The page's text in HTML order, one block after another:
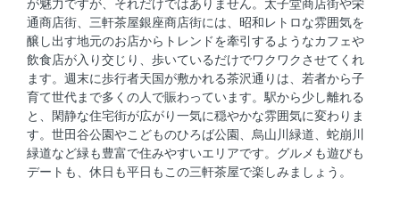
通商店街、三軒茶屋銀座商店街には、昭和レトロな雰囲気を
醸し出す地元のお店からトレンドを牽引するようなカフェや
飲食店が入り交じり、歩いているだけでワクワクさせてくれ
ます。週末に歩行者天国が敷かれる茶沢通りは、若者から子
育て世代まで多くの人で賑わっています。駅から少し離れる
と、閑静な住宅街が広がり一気に穏やかな雰囲気に変わりま
す。世田谷公園やこどものひろば公園、烏山川緑道、蛇崩川
緑道など緑も豊富で住みやすいエリアです。グルメも遊びも
デートも、休日も平日もこの三軒茶屋で楽しみましょう。